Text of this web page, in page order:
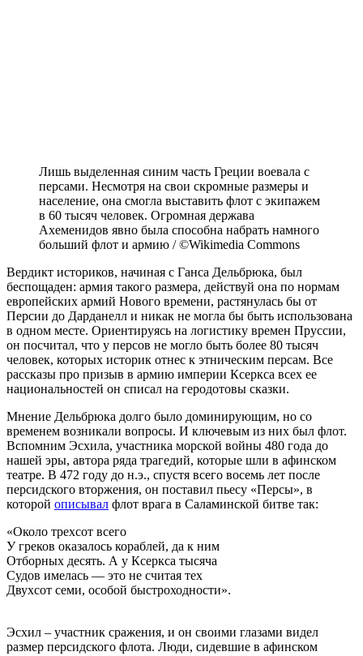
Лишь выделенная синим часть Греции воевала с
персами. Несмотря на свои скромные размеры и
население, она смогла выставить флот с экипажем
в 60 тысяч человек. Огромная держава
Ахеменидов явно была способна набрать намного
больший флот и армию / ©Wikimedia Commons
Вердикт историков, начиная с Ганса Дельбрюка, был
беспощаден: армия такого размера, действуй она по нормам
европейских армий Нового времени, растянулась бы от
Персии до Дарданелл и никак не могла бы быть использована
в одном месте. Ориентируясь на логистику времен Пруссии,
он посчитал, что у персов не могло быть более 80 тысяч
человек, которых историк отнес к этническим персам. Все
рассказы про призыв в армию империи Ксеркса всех ее
национальностей он списал на геродотовы сказки.
Мнение Дельбрюка долго было доминирующим, но со
временем возникали вопросы. И ключевым из них был флот.
Вспомним Эсхила, участника морской войны 480 года до
нашей эры, автора ряда трагедий, которые шли в афинском
театре. В 472 году до н.э., спустя всего восемь лет после
персидского вторжения, он поставил пьесу «Персы», в
которой описывал флот врага в Саламинской битве так:
«Около трехсот всего
У греков оказалось кораблей, да к ним
Отборных десять. А у Ксеркса тысяча
Судов имелась — это не считая тех
Двухсот семи, особой быстроходности».
Эсхил – участник сражения, и он своими глазами видел
размер персидского флота. Люди, сидевшие в афинском